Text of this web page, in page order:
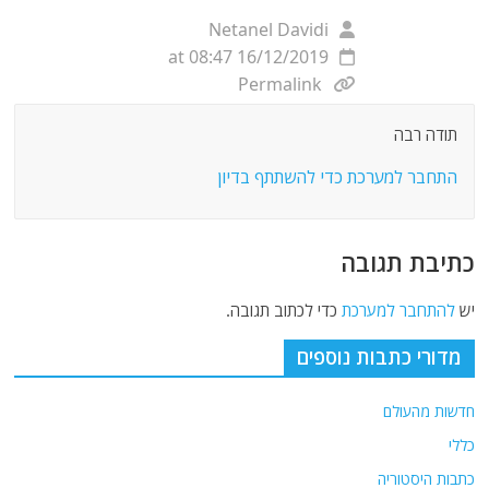
Netanel Davidi
16/12/2019 at 08:47
Permalink
תודה רבה
התחבר למערכת כדי להשתתף בדיון
כתיבת תגובה
ישלהתחבר למערכת כדי לכתוב תגובה.
מדורי כתבות נוספים
חדשות מהעולם
כללי
כתבות היסטוריה